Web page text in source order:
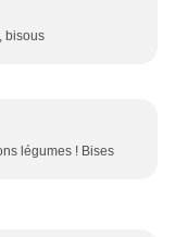
bisous
légumes ! Bises